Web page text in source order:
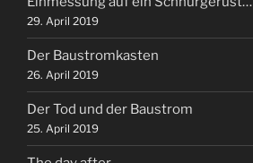
29. April 2019
Der Baustromkasten
26. April 2019
Der Tod und der Baustrom
25. April 2019